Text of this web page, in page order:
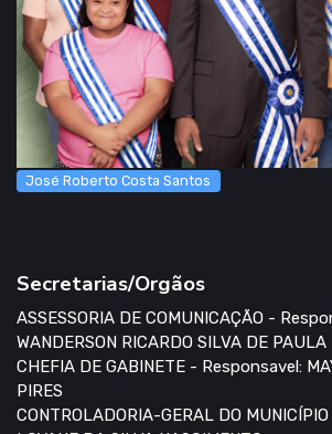
José Roberto Costa Santos
Secretarias/Orgãos
ASSESSORIA DE COMUNICAÇÃO -
WANDERSON RICARDO SILVA DE PAULA
CHEFIA DE GABINETE - Responsavel:
PIRES
CONTROLADORIA-GERAL DO